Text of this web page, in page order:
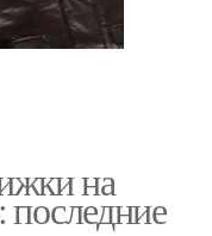
на
последние